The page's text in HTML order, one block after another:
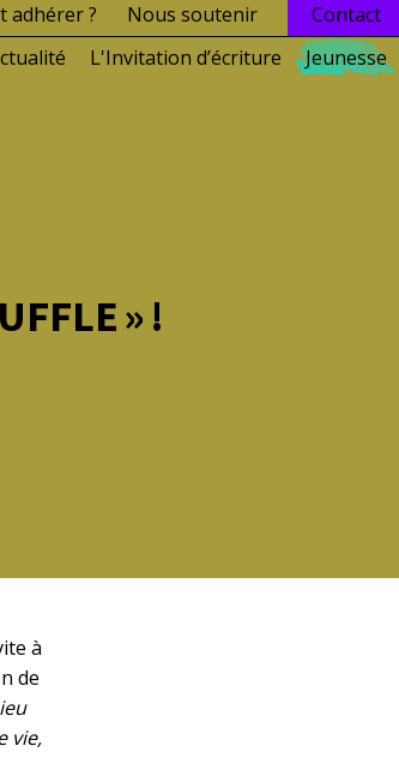
adhérer ? Nous soutenir
Contact
L'Invitation d’écriture Jeunesse
» !
à
de
vie,